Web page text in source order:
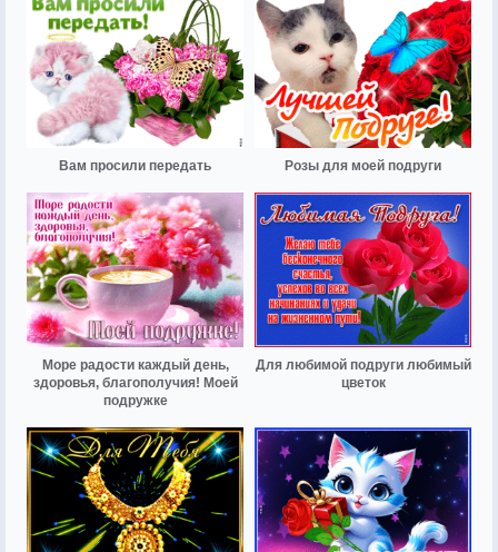
Вам просили передать Розы для моей подруги
Море радости каждый день,
здоровья, благополучия! Моей
подружке
Для любимой подруги любимый
цветок